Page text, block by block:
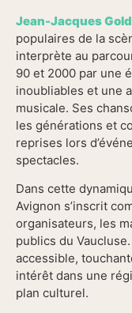
Jean-Jacques
populaires de la
interprète au
90 et 2000 par une
inoubliables et une
musicale. Ses
les générations et
reprises lors
spectacles.
Dans cette
Avignon s’inscrit
organisateurs, les
publics du
accessible,
intérêt dans une
plan culturel.